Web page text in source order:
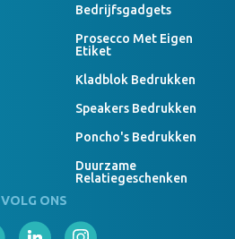
Bedrijfsgadgets
Prosecco Met Eigen
Etiket
Kladblok Bedrukken
Speakers Bedrukken
Poncho's Bedrukken
Duurzame
Relatiegeschenken
VOLG ONS